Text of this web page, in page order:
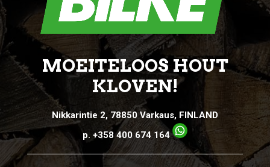
MOEITELOOS HOUT
KLOVEN!
Nikkarintie 2, 78850 Varkaus, FINLAND
p. +358 400 674 164